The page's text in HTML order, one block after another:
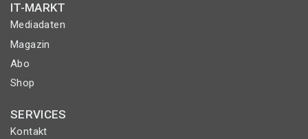
IT-MARKT
Mediadaten
Magazin
Abo
Shop
SERVICES
Kontakt